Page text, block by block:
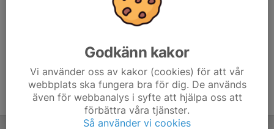
Godkänn kakor
Vi använder oss av kakor (cookies) för att vår
webbplats ska fungera bra för dig. De används
även för webbanalys i syfte att hjälpa oss att
förbättra våra tjänster.
Så använder vi cookies